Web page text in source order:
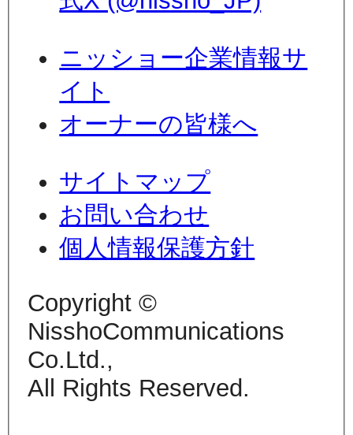
ニッショー企業情報サ
イト
オーナーの皆様へ
サイトマップ
お問い合わせ
個人情報保護方針
Copyright ©
NisshoCommunications
Co.Ltd.,
All Rights Reserved.